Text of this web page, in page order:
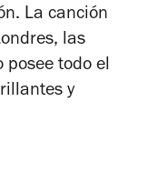
La canción
las
posee todo el
y